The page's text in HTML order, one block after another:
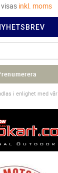
inkl. moms
i enlighet med vår